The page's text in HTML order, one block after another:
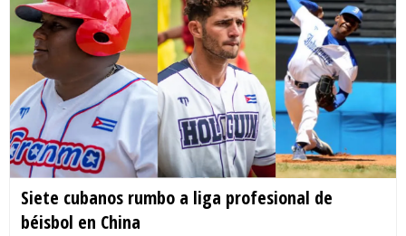
Siete cubanos rumbo a liga profesional de
béisbol en China